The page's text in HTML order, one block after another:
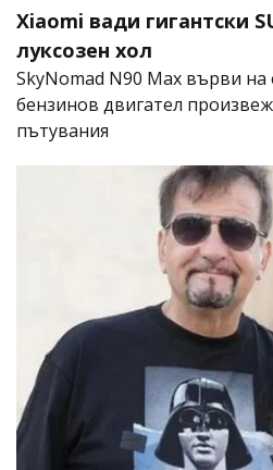
Xiaomi вади гигантски
луксозен хол
SkyNomad N90 Max върви
бензинов двигател
пътувания